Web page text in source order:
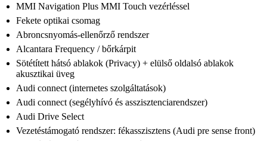
MMI Navigation Plus MMI Touch vezérléssel
Fekete optikai csomag
Abroncsnyomás-ellenőrző rendszer
Alcantara Frequency / bőrkárpit
Sötétített hátsó ablakok (Privacy) + elülső oldalsó ablakok
akusztikai üveg
Audi connect (internetes szolgáltatások)
Audi connect (segélyhívó és asszisztenciarendszer)
Audi Drive Select
Vezetéstámogató rendszer: fékasszisztens (Audi pre sense front)